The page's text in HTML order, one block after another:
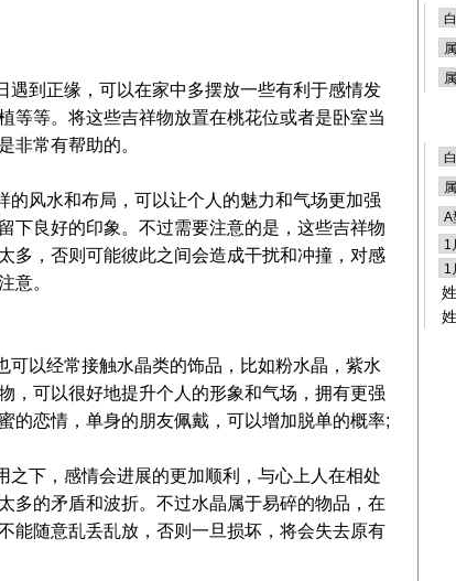
到正缘，可以在家中多摆放一些有利于感情发
等等。将这些吉祥物放置在桃花位或者是卧室当
非常有帮助的。
风水和布局，可以让个人的魅力和气场更加强
下良好的印象。不过需要注意的是，这些吉祥物
多，否则可能彼此之间会造成干扰和冲撞，对感
意。
以经常接触水晶类的饰品，比如粉水晶，紫水
，可以很好地提升个人的形象和气场，拥有更强
的恋情，单身的朋友佩戴，可以增加脱单的概率;
下，感情会进展的更加顺利，与心上人在相处
多的矛盾和波折。不过水晶属于易碎的物品，在
能随意乱丢乱放，否则一旦损坏，将会失去原有
姓
姓